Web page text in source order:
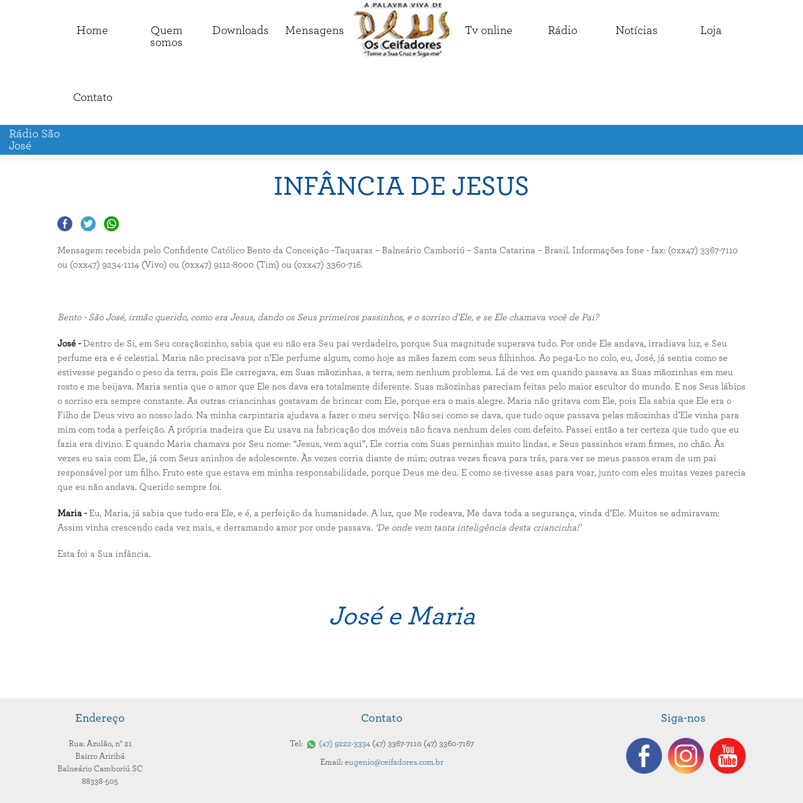
Home
Quem
somos
Downloads Mensagens Tv online Rádio Notícias Loja
Contato
Rádio São
José
INFÂNCIA DE JESUS
Mensagem recebida pelo Confidente Católico Bento da Conceição –Taquaras – Balneário Camboriú – Santa Catarina – Brasil. Informações fone - fax: (0xx47) 3367-7110
ou (0xx47) 9234-1114 (Vivo) ou (0xx47) 9112-8000 (Tim) ou (0xx47) 3360-716.
Bento - São José, irmão querido, como era Jesus, dando os Seus primeiros passinhos, e o sorriso d’Ele, e se Ele chamava você de Pai?
José -Dentro de Si, em Seu coraçãozinho, sabia que eu não era Seu pai verdadeiro, porque Sua magnitude superava tudo. Por onde Ele andava, irradiava luz, e Seu
perfume era e é celestial. Maria não precisava por n’Ele perfume algum, como hoje as mães fazem com seus filhinhos. Ao pega-Lo no colo, eu, José, já sentia como se
estivesse pegando o peso da terra, pois Ele carregava, em Suas mãozinhas, a terra, sem nenhum problema. Lá de vez em quando passava as Suas mãozinhas em meu
rosto e me beijava. Maria sentia que o amor que Ele nos dava era totalmente diferente. Suas mãozinhas pareciam feitas pelo maior escultor do mundo. E nos Seus lábios
o sorriso era sempre constante. As outras criancinhas gostavam de brincar com Ele, porque era o mais alegre. Maria não gritava com Ele, pois Ela sabia que Ele era o
Filho de Deus vivo ao nosso lado. Na minha carpintaria ajudava a fazer o meu serviço. Não sei como se dava, que tudo oque passava pelas mãozinhas d’Ele vinha para
mim com toda a perfeição. A própria madeira que Eu usava na fabricação dos móveis não ficava nenhum deles com defeito. Passei então a ter certeza que tudo que eu
fazia era divino. E quando Maria chamava por Seu nome: “Jesus, vem aqui”, Ele corria com Suas perninhas muito lindas, e Seus passinhos eram firmes, no chão. Às
vezes eu saia com Ele, já com Seus aninhos de adolescente. Às vezes corria diante de mim; outras vezes ficava para trás, para ver se meus passos eram de um pai
responsável por um filho. Fruto este que estava em minha responsabilidade, porque Deus me deu. E como se tivesse asas para voar, junto com eles muitas vezes parecia
que eu não andava. Querido sempre foi.
Maria -Eu, Maria, já sabia que tudo era Ele, e é, a perfeição da humanidade. A luz, que Me rodeava, Me dava toda a segurança, vinda d’Ele. Muitos se admiravam:
Assim vinha crescendo cada vez mais, e derramando amor por onde passava. ‘De onde vem tanta inteligência desta criancinha!’
Esta foi a Sua infância.
José e Maria
Endereço
Rua: Azulão, n° 21
Bairro Ariribá
Balneário Camboriú SC
88338-505
Contato
Tel: 47 9222-3334 47 3367-7110 47 3360-7167
Email: eugenio@ceifadores.com.br
Siga-nos